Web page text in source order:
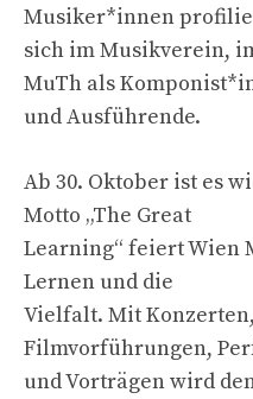
Musiker*innen
sich im Musikverein,
MuTh als
und Ausführende.
Ab 30. Oktober ist es
Motto „The Great
Learning“ feiert Wien
Lernen und die
Vielfalt. Mit
Filmvorführungen,
und Vorträgen wird